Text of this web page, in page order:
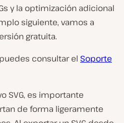
y la optimización adicional
siguiente, vamos a
gratuita.
consultar el Soporte
SVG, es importante
de forma ligeramente